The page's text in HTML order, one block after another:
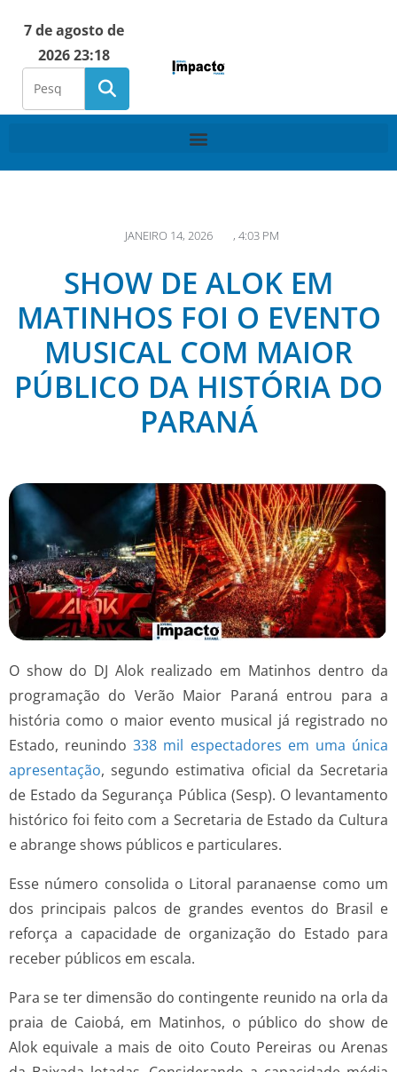
7 de agosto de
2026 23:18
JANEIRO 14, 2026 , 4:03 PM
SHOW DE ALOK EM
MATINHOS FOI O EVENTO
MUSICAL COM MAIOR
PÚBLICO DA HISTÓRIA DO
PARANÁ
O show do DJ Alok realizado em Matinhos dentro da
programação do Verão Maior Paraná entrou para a
história como o maior evento musical já registrado no
Estado, reunindo338 mil espectadores em uma única
apresentação, segundo estimativa oficial da Secretaria
de Estado da Segurança Pública (Sesp). O levantamento
histórico foi feito com a Secretaria de Estado da Cultura
e abrange shows públicos e particulares.
Esse número consolida o Litoral paranaense como um
dos principais palcos de grandes eventos do Brasil e
reforça a capacidade de organização do Estado para
receber públicos em escala.
Para se ter dimensão do contingente reunido na orla da
praia de Caiobá, em Matinhos, o público do show de
Alok equivale a mais de oito Couto Pereiras ou Arenas